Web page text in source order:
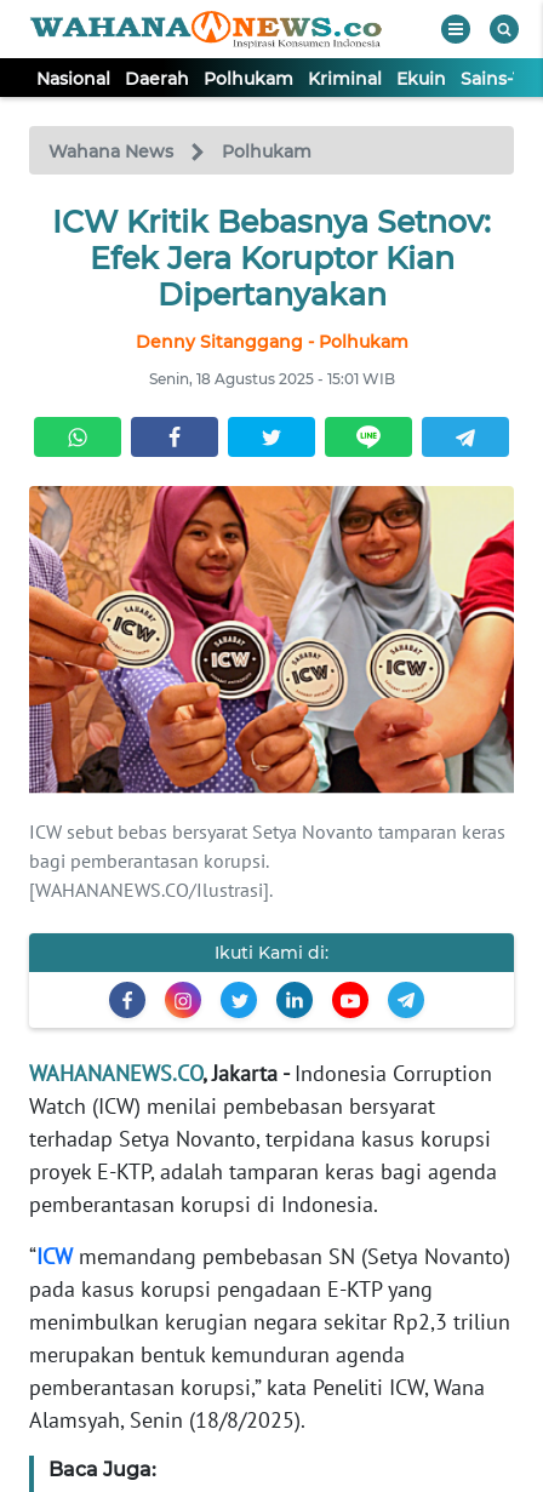
Nasional Daerah Polhukam Kriminal Ekuin Sains-
Wahana News Polhukam
ICW Kritik Bebasnya Setnov:
Efek Jera Koruptor Kian
Dipertanyakan
Denny Sitanggang - Polhukam
Senin, 18 Agustus 2025 - 15:01 WIB
ICW sebut bebas bersyarat Setya Novanto tamparan keras
bagi pemberantasan korupsi.
[WAHANANEWS.CO/Ilustrasi].
Ikuti Kami di:
WAHANANEWS.CO, Jakarta -Indonesia Corruption
Watch (ICW) menilai pembebasan bersyarat
terhadap Setya Novanto, terpidana kasus korupsi
proyek E-KTP, adalah tamparan keras bagi agenda
pemberantasan korupsi di Indonesia.
“ICWmemandang pembebasan SN (Setya Novanto)
pada kasus korupsi pengadaan E-KTP yang
menimbulkan kerugian negara sekitar Rp2,3 triliun
merupakan bentuk kemunduran agenda
pemberantasan korupsi,” kata Peneliti ICW, Wana
Alamsyah, Senin (18/8/2025).
Baca Juga:
TV
Tutup
NASIONAL
KRIMINAL
EKUIN
SAINS-TEKNO
KESEHATAN
INTERNASIONAL
SERBA-SERBI
PENDIDIKAN
OLAHRAGA
EDITORIAL
Informasi
INDEKS
BERITA
KAMI
INFO
IKLAN
TENTANG